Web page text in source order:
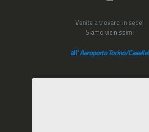
Venite a trovarci in sede!
Siamo vicinissimi
all'Aeroporto Torino/Caselle!